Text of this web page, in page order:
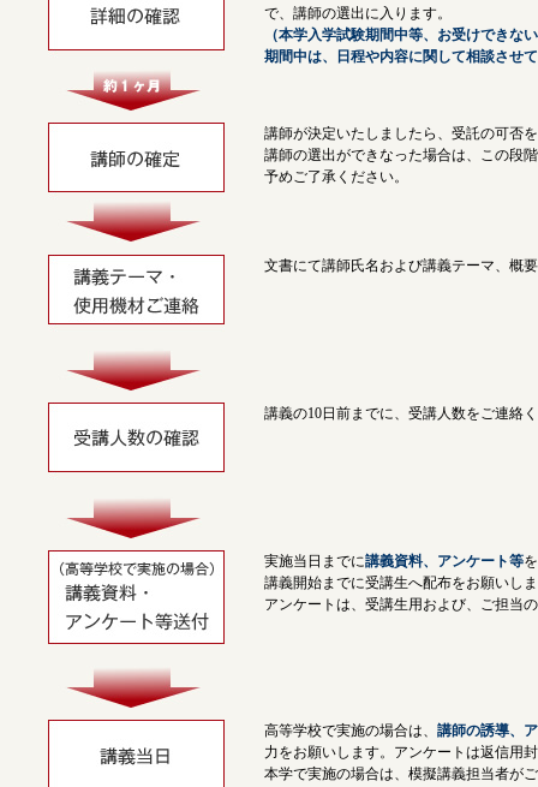
で、講師の選出に入ります。
（本学入学試験期間中等、お受けできな
期間中は、日程や内容に関して相談させ
講師が決定いたしましたら、受託の可否
講師の選出ができなった場合は、この段
予めご了承ください。
文書にて講師氏名および講義テーマ、概
講義の10日前までに、受講人数をご連絡
実施当日までに講義資料、アンケート等
講義開始までに受講生へ配布をお願いし
アンケートは、受講生用および、ご担当
高等学校で実施の場合は、 講師の誘導、
力をお願いします。アンケートは返信用
本学で実施の場合は、模擬講義担当者が